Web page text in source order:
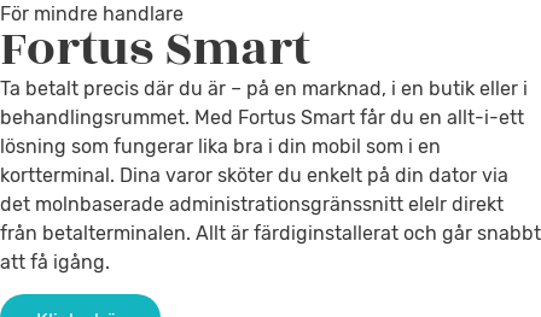
För mindre handlare
FortusSmart
Ta betalt precis där du är – på en marknad, i en butik eller i
behandlingsrummet. Med Fortus Smart får du en allt-i-ett
lösning som fungerar lika bra i din mobil som i en
kortterminal. Dina varor sköter du enkelt på din dator via
det molnbaserade administrationsgränssnitt elelr direkt
från betalterminalen. Allt är färdiginstallerat och går snabbt
att få igång.